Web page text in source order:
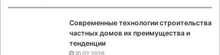
Современные технологии строительства
частных домов их преимущества и
тенденции
10.02.2026